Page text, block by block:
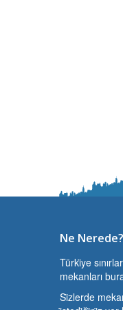
Ne Nerede?
Türki̇ye
mekanları
Si̇zlerde